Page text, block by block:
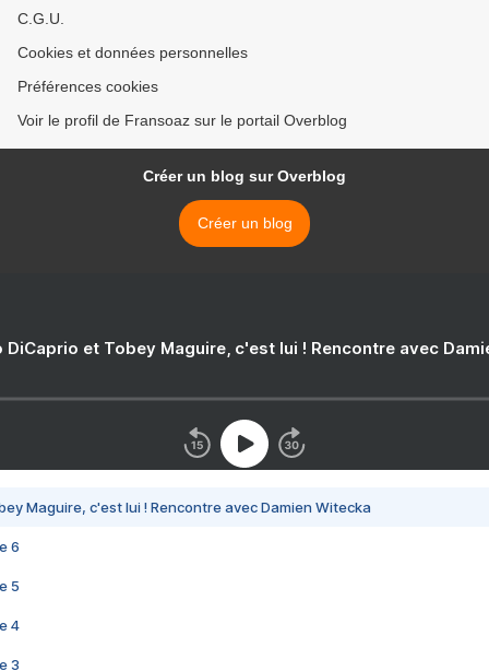
C.G.U.
Cookies et données personnelles
Préférences cookies
Voir le profil de Fransoaz sur le portail Overblog
Créer un blog sur Overblog
Créer un blog
DiCaprio et Tobey Maguire, c'est lui ! Rencontre avec
Maguire, c'est lui ! Rencontre avec Damien Witecka
6
5
4
3